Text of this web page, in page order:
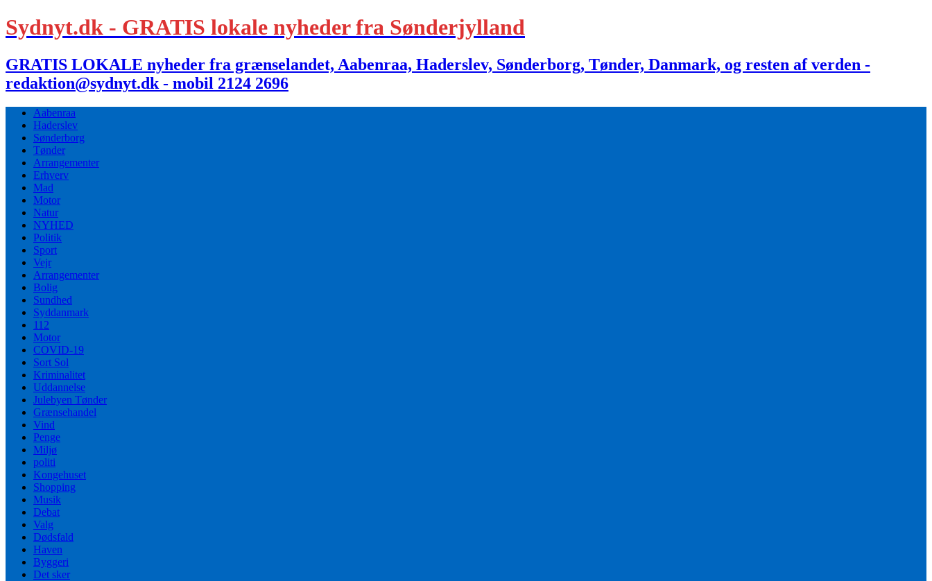
Sydnyt.dk - GRATIS lokale nyheder fra Sønderjylland
GRATIS LOKALE nyheder fra grænselandet, Aabenraa, Haderslev, Sønderborg, Tønder, Danmark, og resten af verden -
redaktion@sydnyt.dk - mobil 2124 2696
Aabenraa
Haderslev
Sønderborg
Tønder
Arrangementer
Erhverv
Mad
Motor
Natur
NYHED
Politik
Sport
Vejr
Arrangementer
Bolig
Sundhed
Syddanmark
112
Motor
COVID-19
Sort Sol
Kriminalitet
Uddannelse
Julebyen Tønder
Grænsehandel
Vind
Penge
Miljø
politi
Kongehuset
Shopping
Musik
Debat
Valg
Dødsfald
Haven
Byggeri
Det sker